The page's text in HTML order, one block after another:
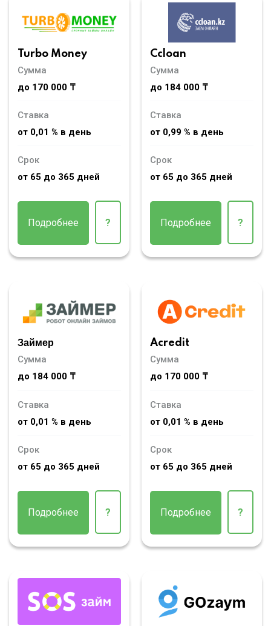
Turbo Money
Сумма
до 170 000 ₸
Ставка
от 0,01 % в день
Срок
от 65 до 365 дней
Подробнее ?
Ccloan
Сумма
до 184 000 ₸
Ставка
от 0,99 % в день
Срок
от 65 до 365 дней
Подробнее ?
Займер
Сумма
до 184 000 ₸
Ставка
от 0,01 % в день
Срок
от 65 до 365 дней
Подробнее ?
Acredit
Сумма
до 170 000 ₸
Ставка
от 0,01 % в день
Срок
от 65 до 365 дней
Подробнее ?